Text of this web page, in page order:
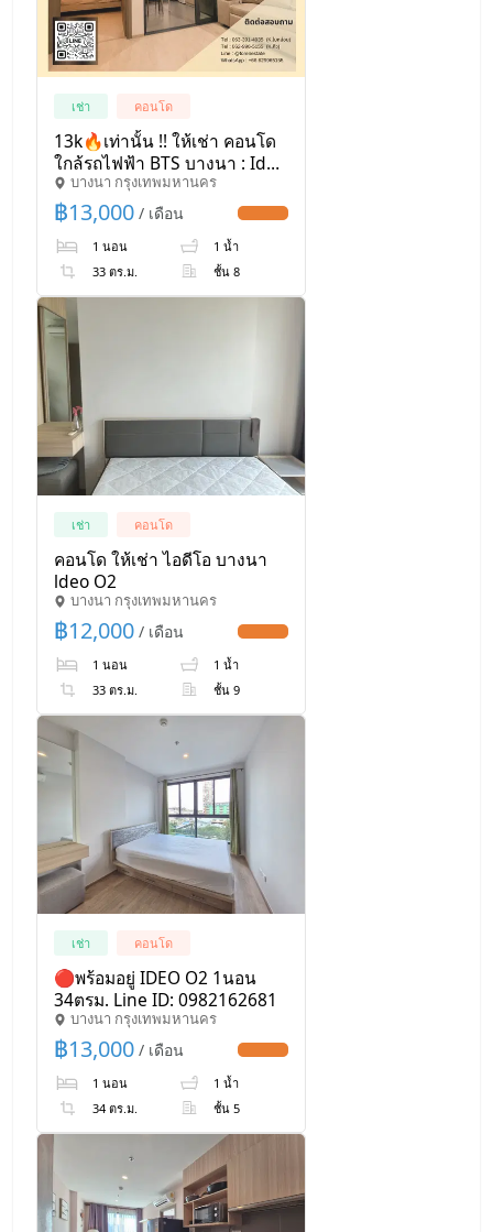
เช่า คอนโด
13k🔥เท่านั้น !! ให้เช่า คอนโด
ใกล้รถไฟฟ้า BTS บางนา : Ideo
O2 : ขนาด 1 ห้องนอน ตกแต่ง
ครบพร้อมเข้าอยู่ , ใกล้สี่แยก
บางนา และ ไบเทคบางนา
บางนา กรุงเทพมหานคร
฿13,000 / เดือน
1 นอน
1 น้ำ
33 ตร.ม.
ชั้น 8
เช่า คอนโด
คอนโด ให้เช่า ไอดีโอ​ บางนา
ldeo O2
บางนา กรุงเทพมหานคร
฿12,000 / เดือน
1 นอน
1 น้ำ
33 ตร.ม.
ชั้น 9
เช่า คอนโด
🔴พร้อมอยู่ IDEO O2 1นอน
34ตรม. Line ID: 0982162681
บางนา กรุงเทพมหานคร
฿13,000 / เดือน
1 นอน
1 น้ำ
34 ตร.ม.
ชั้น 5